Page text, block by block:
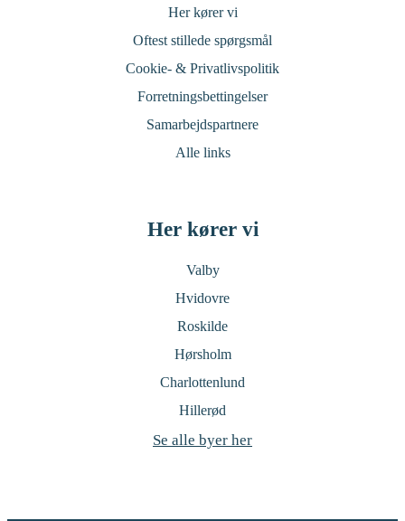
Her kører vi
Oftest stillede spørgsmål
Cookie- & Privatlivspolitik
Forretningsbettingelser
Samarbejdspartnere
Alle links
Her kører vi
Valby
Hvidovre
Roskilde
Hørsholm
Charlottenlund
Hillerød
Se alle byer her